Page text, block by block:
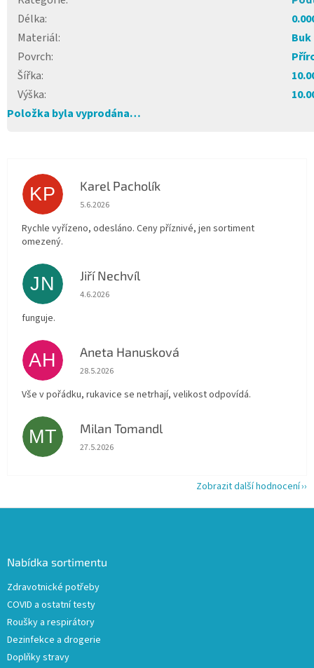
Délka:
Materiál:
Buk
Povrch:
Šířka:
Výška:
Položka byla vyprodána…
KP Karel Pacholík
Hodnocení obchodu je 4 z 5 hvězdiček.
5.6.2026
Rychle vyřízeno, odesláno. Ceny příznivé, jen sortiment
omezený.
JN Jiří Nechvíl
Hodnocení obchodu je 5 z 5 hvězdiček.
4.6.2026
funguje.
AH Aneta Hanusková
Hodnocení obchodu je 5 z 5 hvězdiček.
28.5.2026
Vše v pořádku, rukavice se netrhají, velikost odpovídá.
MT Milan Tomandl
Hodnocení obchodu je 5 z 5 hvězdiček.
27.5.2026
Zobrazit další hodnocení
Nabídka sortimentu
Zdravotnické potřeby
COVID a ostatní testy
Roušky a respirátory
Dezinfekce a drogerie
Doplňky stravy